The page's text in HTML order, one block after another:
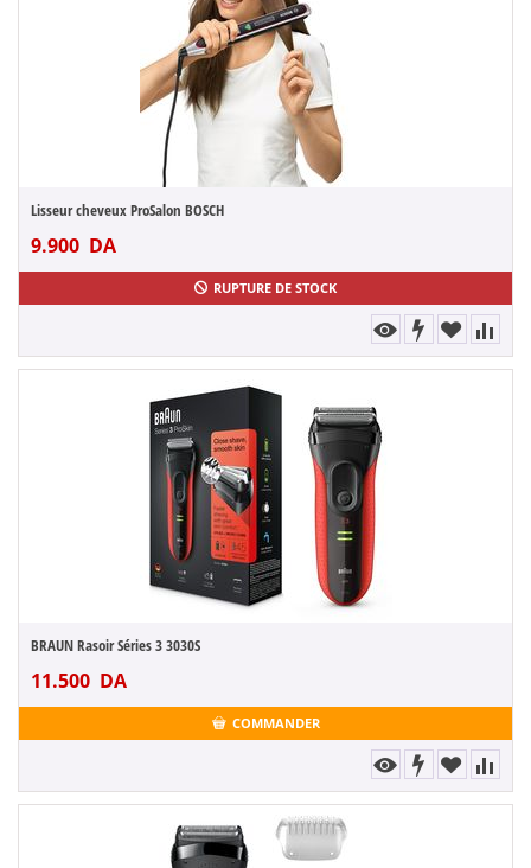
Lisseur cheveux ProSalon BOSCH
9.900 DA
RUPTURE DE STOCK
BRAUN Rasoir Séries 3 3030S
11.500 DA
COMMANDER